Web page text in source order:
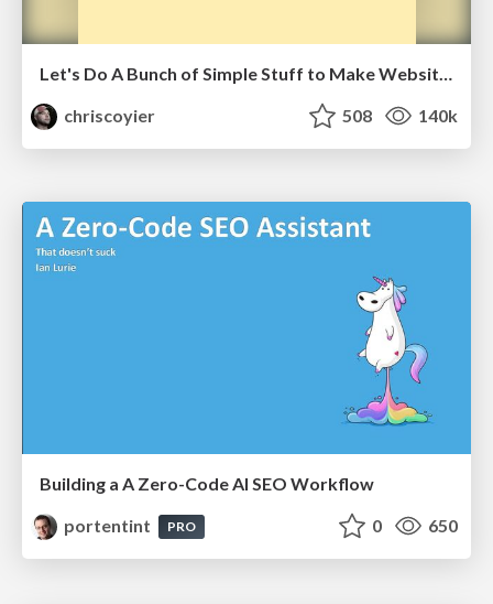
chriscoyier
508 140k
Building a A Zero-Code AI SEO Workflow
portentint
PRO 0 650